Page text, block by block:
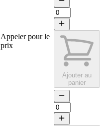
Appeler pour le
prix
Ajouter au
panier